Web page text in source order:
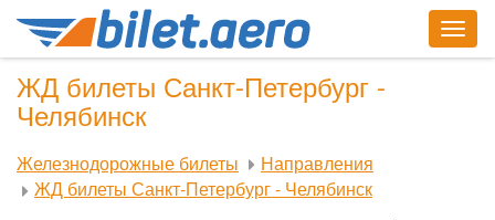
ЖД билеты Санкт-Петербург -
Челябинск
Железнодорожные билеты
Направления
ЖД билеты Санкт-Петербург - Челябинск